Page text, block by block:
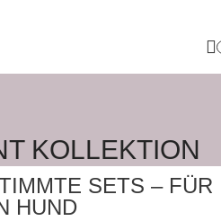
KOLLEKTION
SETS – FÜR
HUND